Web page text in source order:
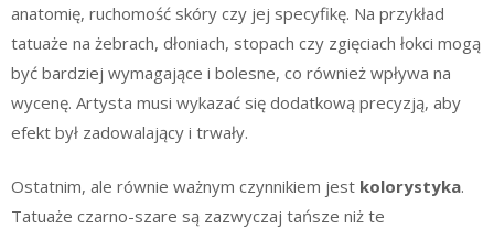
anatomię, ruchomość skóry czy jej specyfikę. Na przykład
tatuaże na żebrach, dłoniach, stopach czy zgięciach łokci mogą
być bardziej wymagające i bolesne, co również wpływa na
wycenę. Artysta musi wykazać się dodatkową precyzją, aby
efekt był zadowalający i trwały.
Ostatnim, ale równie ważnym czynnikiem jest kolorystyka.
Tatuaże czarno-szare są zazwyczaj tańsze niż te